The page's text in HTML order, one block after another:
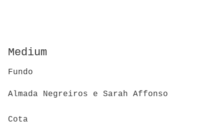
Medium
Fundo
Almada Negreiros e Sarah Affonso
Cota